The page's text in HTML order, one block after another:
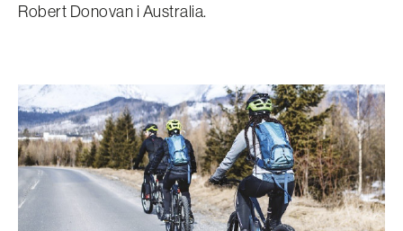
Robert Donovan i Australia.